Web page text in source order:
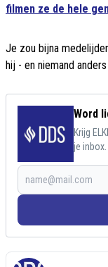
filmen ze de hele
Je zou bijna
hij - en niemand
Word
Krijg
je